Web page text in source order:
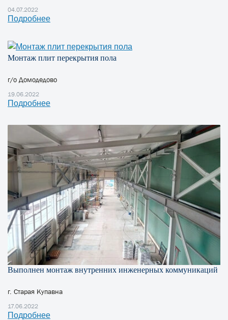
04.07.2022
Подробнее
Монтаж плит перекрытия пола
г/о Домодедово
19.06.2022
Подробнее
Выполнен монтаж внутренних инженерных коммуникаций
г. Старая Купавна
17.06.2022
Подробнее